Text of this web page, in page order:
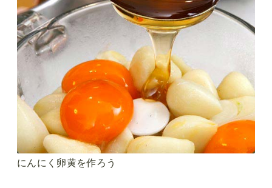
にんにく卵黄を作ろう